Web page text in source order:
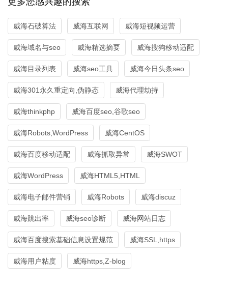
威海石破算法 威海互联网 威海短视频运营
威海域名与seo 威海精选摘要 威海搜狗移动适配
威海目录列表 威海seo工具 威海今日头条seo
威海301永久重定向,伪静态 威海代理劫持
威海thinkphp 威海百度seo,谷歌seo
威海Robots,WordPress 威海CentOS
威海百度移动适配 威海抓取异常 威海SWOT
威海WordPress 威海HTML5,HTML
威海电子邮件营销 威海Robots 威海discuz
威海跳出率 威海seo诊断 威海网站日志
威海百度搜索基础信息设置规范 威海SSL,https
威海用户粘度 威海https,Z-blog